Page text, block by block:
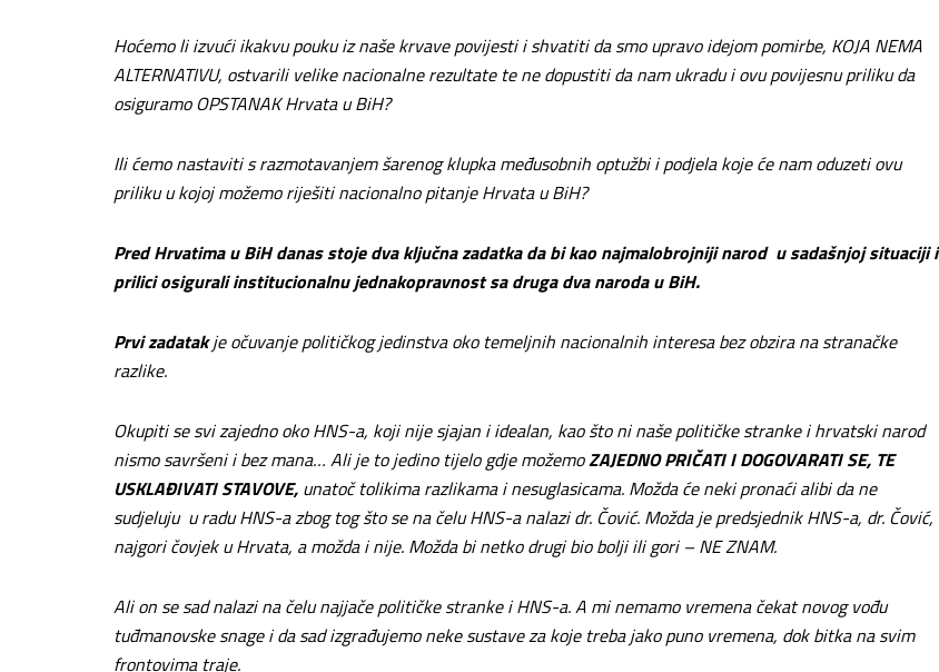
Hoćemo li izvući ikakvu pouku iz naše krvave povijesti i shvatiti da smo upravo idejom pomirbe, KOJA NEMA
ALTERNATIVU, ostvarili velike nacionalne rezultate te ne dopustiti da nam ukradu i ovu povijesnu priliku da
osiguramo OPSTANAK Hrvata u BiH?
Ili ćemo nastaviti s razmotavanjem šarenog klupka međusobnih optužbi i podjela koje će nam oduzeti ovu
priliku u kojoj možemo riješiti nacionalno pitanje Hrvata u BiH?
Pred Hrvatima u BiH danas stoje dva ključna zadatka da bi kao najmalobrojniji narod u sadašnjoj situaciji i
prilici osigurali institucionalnu jednakopravnost sa druga dva naroda u BiH.
Prvi zadatakje očuvanje političkog jedinstva oko temeljnih nacionalnih interesa bez obzira na stranačke
razlike.
Okupiti se svi zajedno oko HNS-a, koji nije sjajan i idealan, kao što ni naše političke stranke i hrvatski narod
nismo savršeni i bez mana… Ali je to jedino tijelo gdje možemoZAJEDNO PRIČATI I DOGOVARATI SE, TE
USKLAĐIVATI STAVOVE, unatoč tolikima razlikama i nesuglasicama. Možda će neki pronaći alibi da ne
sudjeluju u radu HNS-a zbog tog što se na čelu HNS-a nalazi dr. Čović. Možda je predsjednik HNS-a, dr. Čović,
najgori čovjek u Hrvata, a možda i nije. Možda bi netko drugi bio bolji ili gori – NE ZNAM.
Ali on se sad nalazi na čelu najjače političke stranke i HNS-a. A mi nemamo vremena čekat novog vođu
tuđmanovske snage i da sad izgrađujemo neke sustave za koje treba jako puno vremena, dok bitka na svim
frontovima traje.